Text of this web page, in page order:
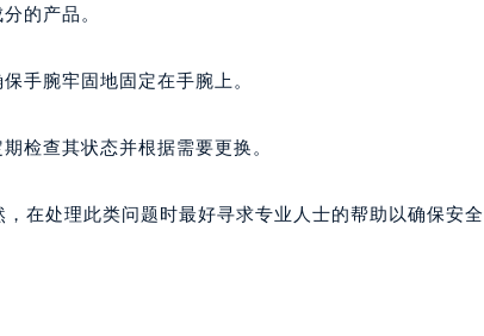
心（需提前预约）
务中心（需提前预约）
心（需提前预约）
心（需提前预约）
需提前预约）
的产品。
手腕牢固地固定在手腕上。
检查其状态并根据需要更换。
在处理此类问题时最好寻求专业人士的帮助以确保安全